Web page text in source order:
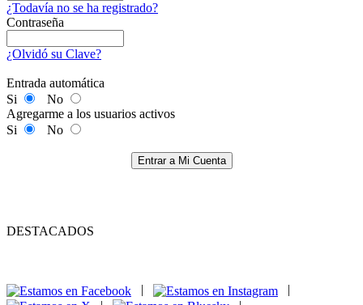
¿Todavía no se ha registrado?
Contraseña
¿Olvidó su Clave?
Entrada automática
Si
No
Agregarme a los usuarios activos
Si
No
Entrar a Mi Cuenta
DESTACADOS